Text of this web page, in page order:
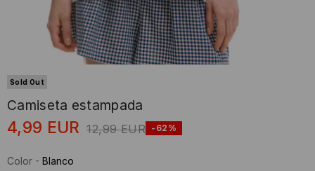
Sold Out
Camiseta estampada
4,99 EUR 12,99 EUR -62%
Color - Blanco